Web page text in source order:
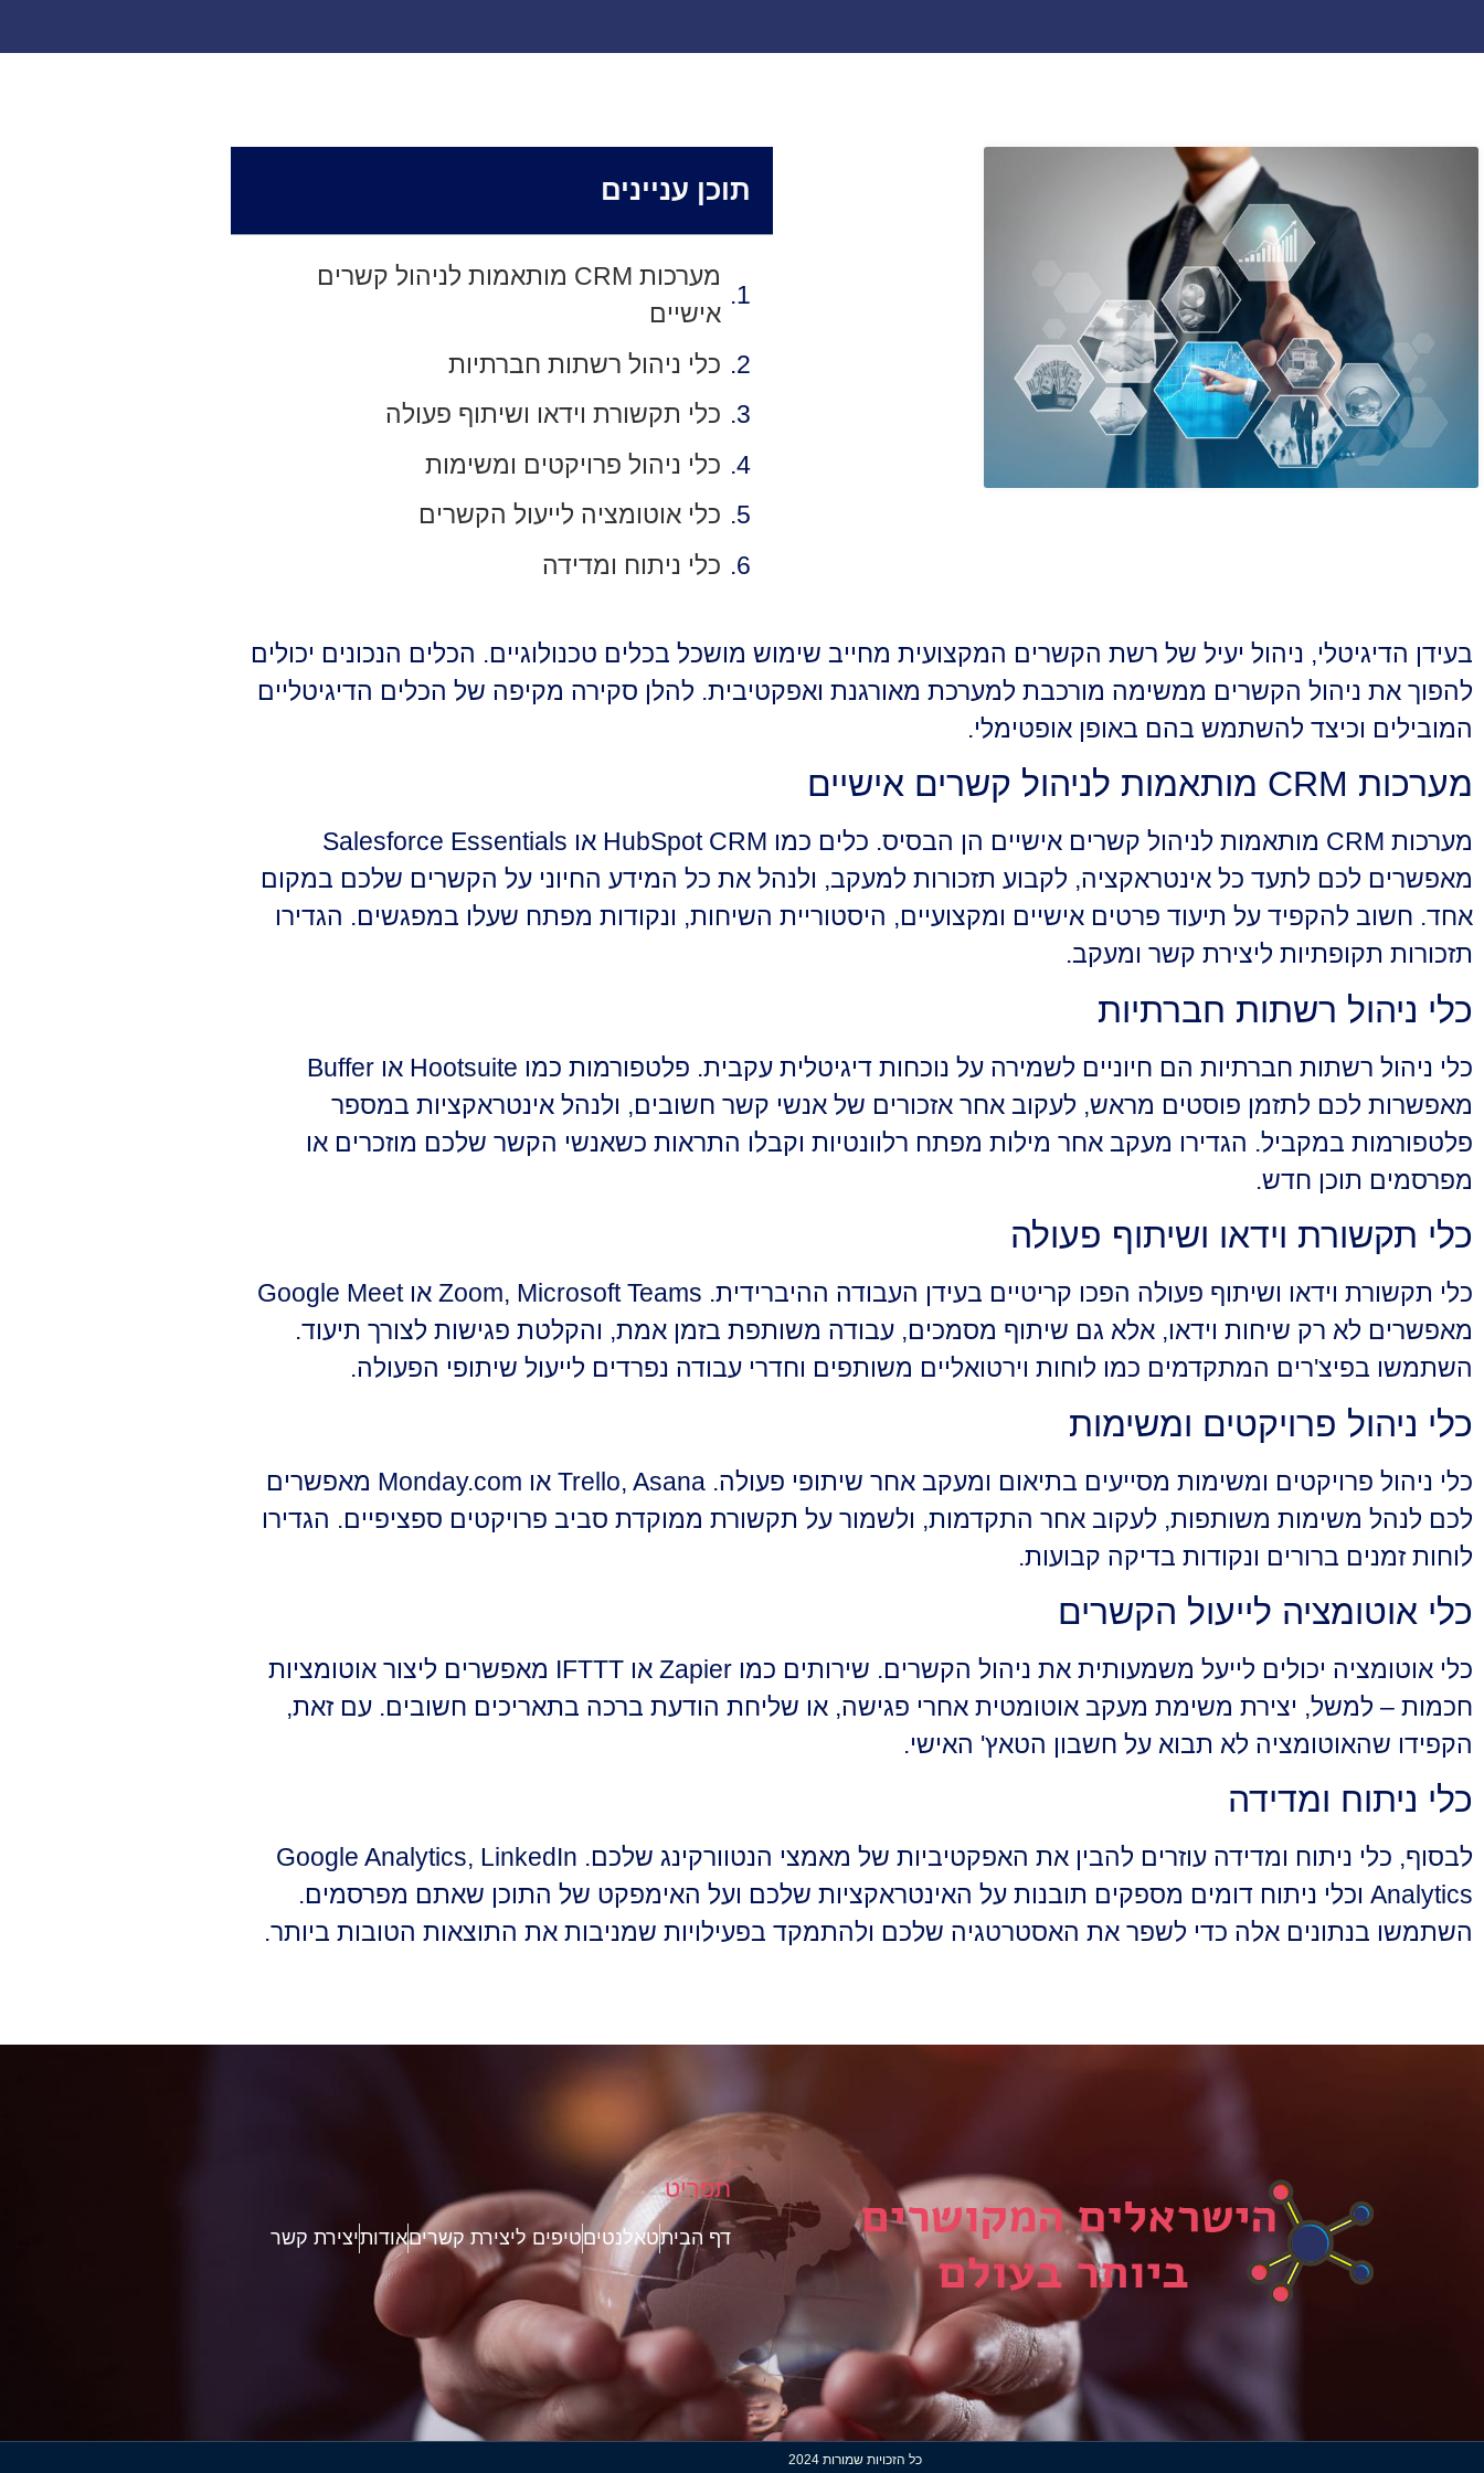
תוכן עניינים
מערכות CRM מותאמות לניהול קשרים
אישיים
כלי ניהול רשתות חברתיות
כלי תקשורת וידאו ושיתוף פעולה
כלי ניהול פרויקטים ומשימות
כלי אוטומציה לייעול הקשרים
כלי ניתוח ומדידה
בעידן הדיגיטלי, ניהול יעיל של רשת הקשרים המקצועית מחייב שימוש מושכל בכלים טכנולוגיים. הכלים הנכונים יכולים
להפוך את ניהול הקשרים ממשימה מורכבת למערכת מאורגנת ואפקטיבית. להלן סקירה מקיפה של הכלים הדיגיטליים
המובילים וכיצד להשתמש בהם באופן אופטימלי.
מערכות CRM מותאמות לניהול קשרים אישיים
מערכות CRM מותאמות לניהול קשרים אישיים הן הבסיס. כלים כמו HubSpot CRM או Salesforce Essentials
מאפשרים לכם לתעד כל אינטראקציה, לקבוע תזכורות למעקב, ולנהל את כל המידע החיוני על הקשרים שלכם במקום
אחד. חשוב להקפיד על תיעוד פרטים אישיים ומקצועיים, היסטוריית השיחות, ונקודות מפתח שעלו במפגשים. הגדירו
תזכורות תקופתיות ליצירת קשר ומעקב.
כלי ניהול רשתות חברתיות
כלי ניהול רשתות חברתיות הם חיוניים לשמירה על נוכחות דיגיטלית עקבית. פלטפורמות כמו Hootsuite או Buffer
מאפשרות לכם לתזמן פוסטים מראש, לעקוב אחר אזכורים של אנשי קשר חשובים, ולנהל אינטראקציות במספר
פלטפורמות במקביל. הגדירו מעקב אחר מילות מפתח רלוונטיות וקבלו התראות כשאנשי הקשר שלכם מוזכרים או
מפרסמים תוכן חדש.
כלי תקשורת וידאו ושיתוף פעולה
כלי תקשורת וידאו ושיתוף פעולה הפכו קריטיים בעידן העבודה ההיברידית. Zoom, Microsoft Teams או Google Meet
מאפשרים לא רק שיחות וידאו, אלא גם שיתוף מסמכים, עבודה משותפת בזמן אמת, והקלטת פגישות לצורך תיעוד.
השתמשו בפיצ'רים המתקדמים כמו לוחות וירטואליים משותפים וחדרי עבודה נפרדים לייעול שיתופי הפעולה.
כלי ניהול פרויקטים ומשימות
כלי ניהול פרויקטים ומשימות מסייעים בתיאום ומעקב אחר שיתופי פעולה. Trello, Asana או Monday.com מאפשרים
לכם לנהל משימות משותפות, לעקוב אחר התקדמות, ולשמור על תקשורת ממוקדת סביב פרויקטים ספציפיים. הגדירו
לוחות זמנים ברורים ונקודות בדיקה קבועות.
כלי אוטומציה לייעול הקשרים
כלי אוטומציה יכולים לייעל משמעותית את ניהול הקשרים. שירותים כמו Zapier או IFTTT מאפשרים ליצור אוטומציות
חכמות – למשל, יצירת משימת מעקב אוטומטית אחרי פגישה, או שליחת הודעת ברכה בתאריכים חשובים. עם זאת,
הקפידו שהאוטומציה לא תבוא על חשבון הטאץ' האישי.
כלי ניתוח ומדידה
לבסוף, כלי ניתוח ומדידה עוזרים להבין את האפקטיביות של מאמצי הנטוורקינג שלכם. Google Analytics, LinkedIn
Analytics וכלי ניתוח דומים מספקים תובנות על האינטראקציות שלכם ועל האימפקט של התוכן שאתם מפרסמים.
השתמשו בנתונים אלה כדי לשפר את האסטרטגיה שלכם ולהתמקד בפעילויות שמניבות את התוצאות הטובות ביותר.
תפריט
דף הביתטאלנטיםטיפים ליצירת קשריםאודותיצירת קשר
כל הזכויות שמורות 2024